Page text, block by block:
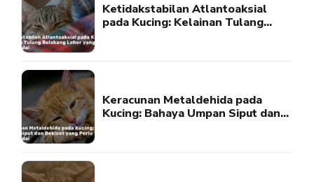
Ketidakstabilan Atlantoaksial
pada Kucing: Kelainan Tulang
Keracunan Metaldehida pada
Kucing: Bahaya Umpan Siput dan